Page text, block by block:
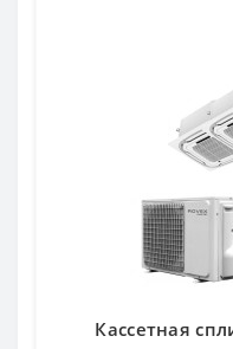
Кассетная